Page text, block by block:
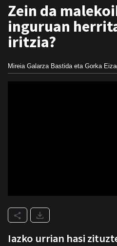
Zein da
inguruan
iritzia?
Mireia Galarza Bastida eta Gorka
Iazko urrian hasi